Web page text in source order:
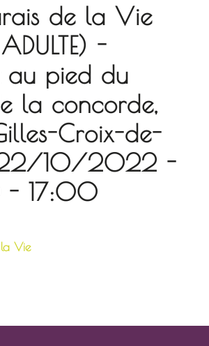
de la Vie
-
au pied du
la concorde,
Croix-de-
10/2022 -
- 17:00
Vie